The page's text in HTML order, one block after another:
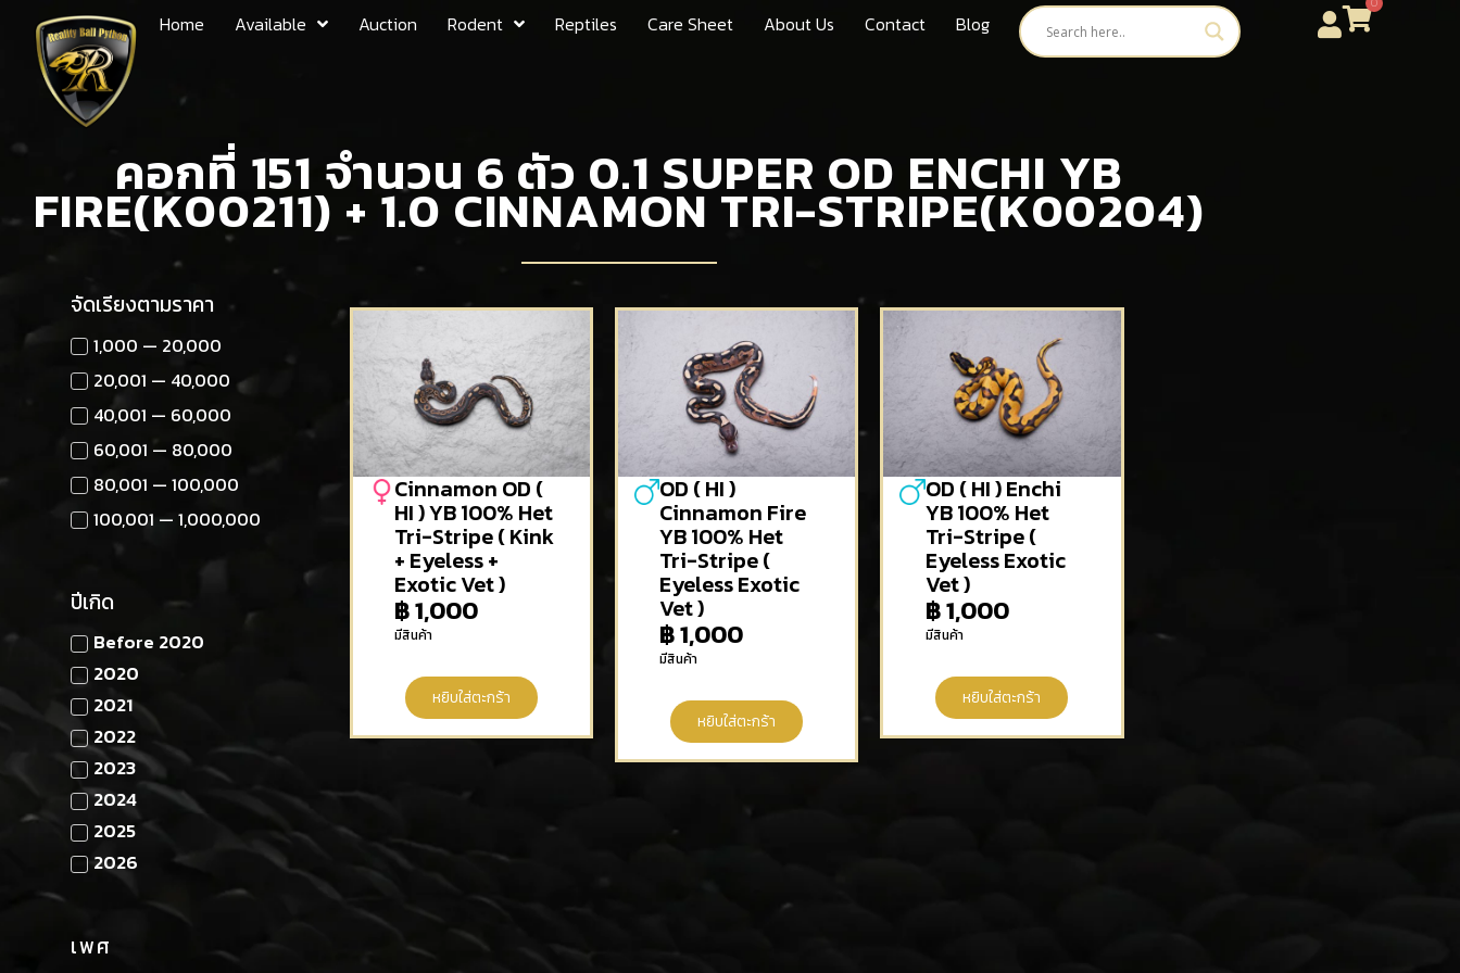
Home Available Auction Rodent Reptiles Care Sheet About Us Contact Blog
คอกที่ 151 จำนวน 6 ตัว 0.1 SUPER OD ENCHI YB
FIRE(K00211) + 1.0 CINNAMON TRI-STRIPE(K00204)
จัดเรียงตามราคา
1,000 — 20,000
20,001 — 40,000
40,001 — 60,000
60,001 — 80,000
80,001 — 100,000
100,001 — 1,000,000
ปีเกิด
Before 2020
2020
2021
2022
2023
2024
2025
2026
เพศ
Cinnamon OD (
HI ) YB 100% Het
Tri-Stripe ( Kink
+ Eyeless +
Exotic Vet )
฿1,000
มีสินค้า
หยิบใส่ตะกร้า
OD ( HI )
Cinnamon Fire
YB 100% Het
Tri-Stripe (
Eyeless Exotic
Vet )
฿1,000
มีสินค้า
หยิบใส่ตะกร้า
OD ( HI ) Enchi
YB 100% Het
Tri-Stripe (
Eyeless Exotic
Vet )
฿1,000
มีสินค้า
หยิบใส่ตะกร้า